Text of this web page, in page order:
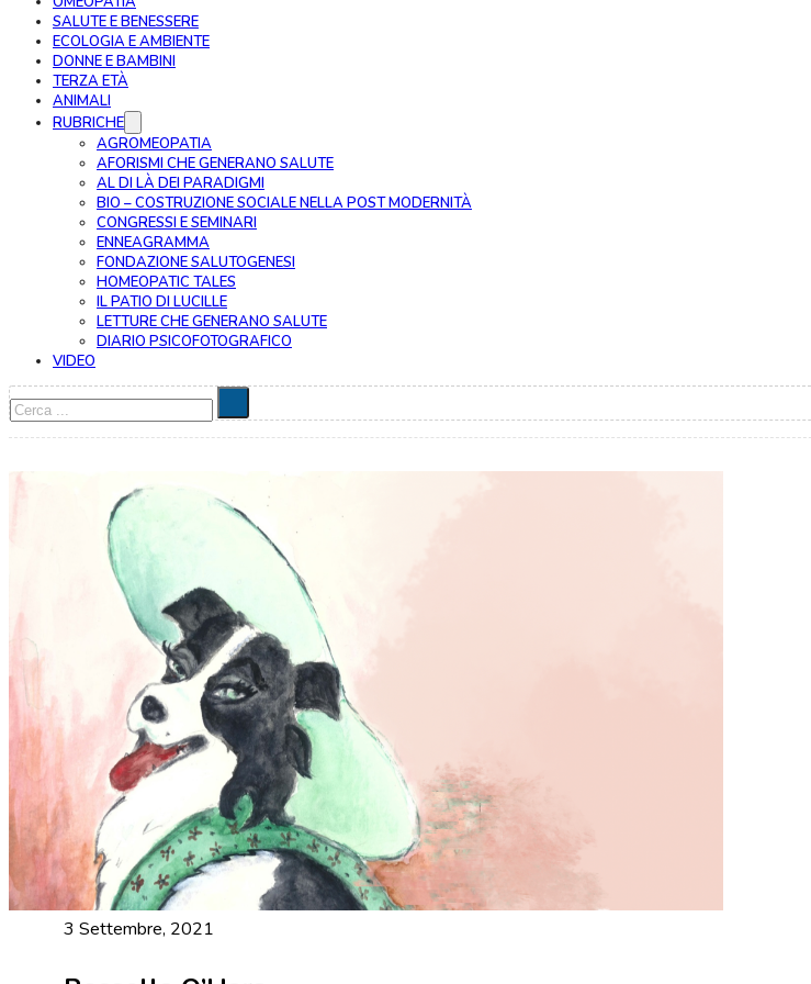
SALUTE E BENESSERE
ECOLOGIA E AMBIENTE
DONNE E BAMBINI
TERZA ETÀ
ANIMALI
RUBRICHE
AGROMEOPATIA
AFORISMI CHE GENERANO SALUTE
AL DI LÀ DEI PARADIGMI
BIO – COSTRUZIONE SOCIALE NELLA POST MODERNITÀ
CONGRESSI E SEMINARI
ENNEAGRAMMA
FONDAZIONE SALUTOGENESI
HOMEOPATIC TALES
IL PATIO DI LUCILLE
LETTURE CHE GENERANO SALUTE
DIARIO PSICOFOTOGRAFICO
VIDEO
Cerca
3 Settembre, 2021